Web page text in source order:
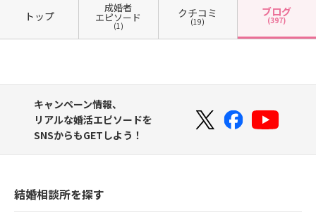
トップ
成婚者
エピソード
(1)
クチコミ
(19)
ブログ
(397)
キャンペーン情報、
リアルな婚活エピソードを
SNSからもGETしよう！
結婚相談所を探す